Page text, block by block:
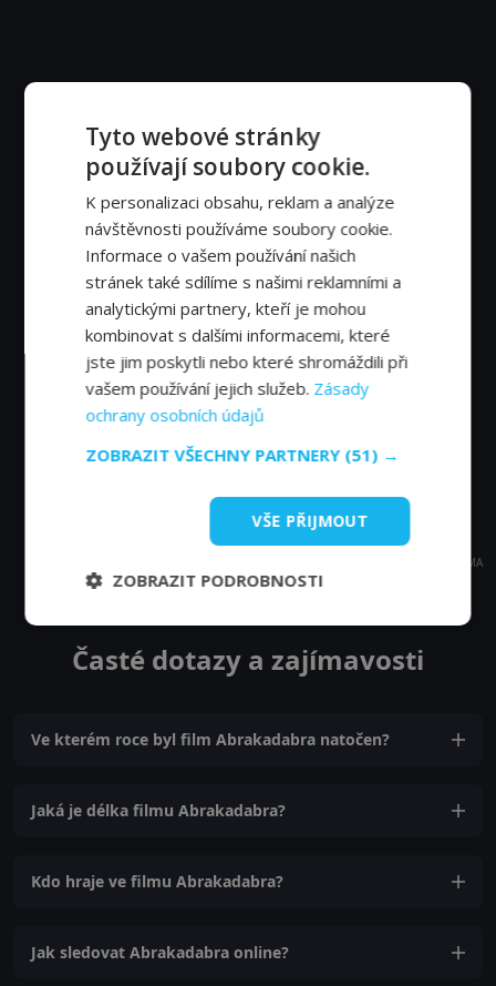
REKLAMA
Časté dotazy a zajímavosti
Ve kterém roce byl film Abrakadabra natočen?
Jaká je délka filmu Abrakadabra?
Kdo hraje ve filmu Abrakadabra?
Jak sledovat Abrakadabra online?
Tyto webové stránky
používají soubory cookie.
K personalizaci obsahu, reklam a analýze
návštěvnosti používáme soubory cookie.
Informace o vašem používání našich
stránek také sdílíme s našimi reklamními a
analytickými partnery, kteří je mohou
kombinovat s dalšími informacemi, které
jste jim poskytli nebo které shromáždili při
vašem používání jejich služeb. Zásady
ochrany osobních údajů
ZOBRAZIT VŠECHNY PARTNERY (51) →
VŠE PŘIJMOUT
ZOBRAZIT PODROBNOSTI